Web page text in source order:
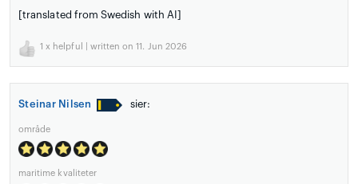
[translated from Swedish with AI]
1 x helpful | written on 11. Jun 2026
Steinar Nilsen sier:
område
maritime kvaliteter